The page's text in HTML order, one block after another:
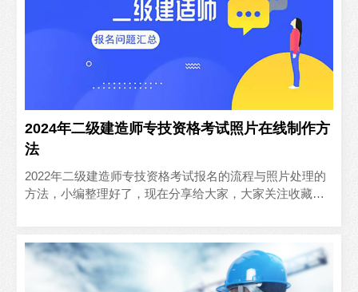
2024年二级建造师专技资格考试照片在线制作方
法
2022年二级建造师专技资格考试报名的流程与照片处理的
方法，小编整理好了，现在分享给大家，大家关注收藏起